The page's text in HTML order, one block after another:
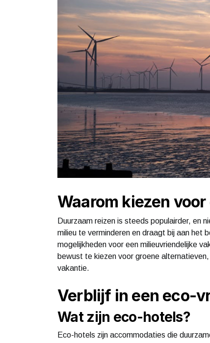
Waarom kiezen
Duurzaam reizen is steeds populairder, en
milieu te verminderen en draagt bij aan het
mogelijkheden voor een milieuvriendelijke
bewust te kiezen voor groene
vakantie.
Verblijf in een eco-
Wat zijn eco-hotels?
Eco-hotels zijn accommodaties die